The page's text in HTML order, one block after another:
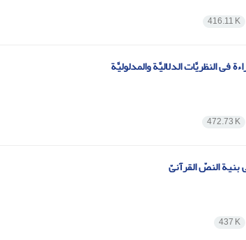
416.11 K
فی النظریَّات الدلالیَّة والمدلولیَّة
472.73 K
بنیة النصّ القرآنیّ
437 K